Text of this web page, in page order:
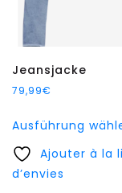
Jeansjacke
79,99€
Ausführung
Ajouter à la
d’envies